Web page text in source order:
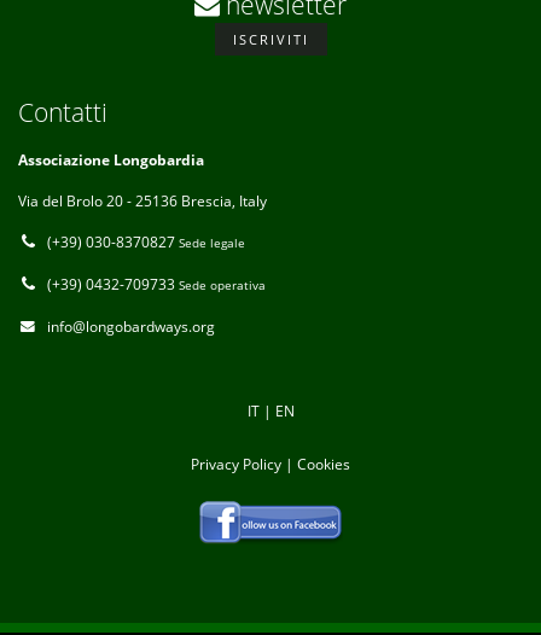
ISCRIVITI
Contatti
Associazione Longobardia
Via del Brolo 20 - 25136 Brescia, Italy
(+39) 030-8370827 Sede legale
(+39) 0432-709733 Sede operativa
info@longobardways.org
IT| EN
Privacy Policy | Cookies